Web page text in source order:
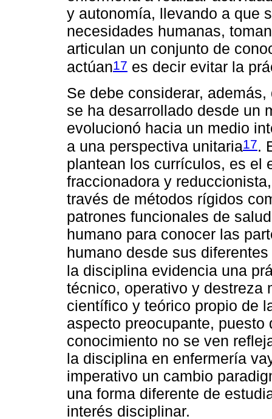
y autonomía, llevando a que
necesidades humanas,
articulan un conjunto de
actúan17 es decir evitar la
Se debe considerar,
se ha desarrollado desde un
evolucionó hacia un medio
a una perspectiva unitaria17.
plantean los currículos, es el
fraccionadora y
través de métodos rígidos
patrones funcionales de
humano para conocer las
humano desde sus
la disciplina evidencia una
técnico, operativo y destreza
científico y teórico propio de
aspecto preocupante,
conocimiento no se ven
la disciplina en enfermería
imperativo un cambio
una forma diferente de
interés disciplinar.